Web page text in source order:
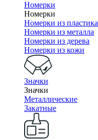
Номерки
Номерки
Номерки из пластика
Номерки из металла
Номерки из дерева
Номерки из кожи
Значки
Значки
Металлические
Закатные